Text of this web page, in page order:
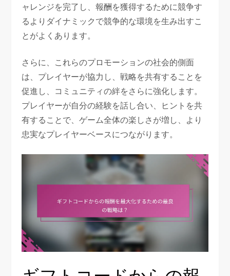
ャレンジを完了し、報酬を獲得するために競争す
るよりダイナミックで競争的な環境を生み出すこ
とがよくあります。
さらに、これらのプロモーションの社会的側面
は、プレイヤーが協力し、戦略を共有することを
促進し、コミュニティの絆をさらに強化します。
プレイヤーが自分の経験を話し合い、ヒントを共
有することで、ゲーム全体の楽しさが増し、より
忠実なプレイヤーベースにつながります。